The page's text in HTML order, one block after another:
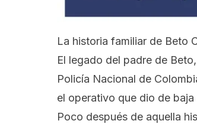
La historia familiar de Beto
El legado del padre de
Policía Nacional de
el operativo que dio de
Poco después de aquella